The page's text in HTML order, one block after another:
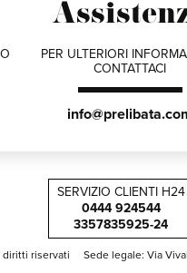
PER ULTERIORI
CONTATTACI
SERVIZIO CLIENTI H24
0444 924544
3357835925-24
riservati Sede legale: Via